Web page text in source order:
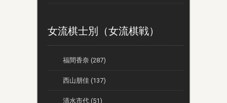
女流棋士別（女流棋戦）
福間香奈 (287)
西山朋佳 (137)
清水市代 (51)